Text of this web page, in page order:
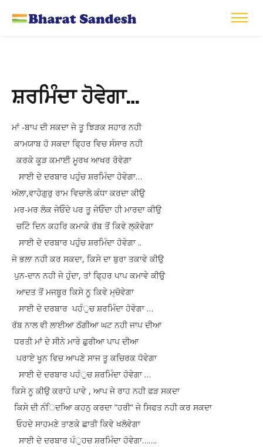
ਸ਼ਰਮਿੰਦਾ ਹੋਵੇਗਾ…
ਮਾਂ -ਬਾਪ ਦੀ ਸਕਦਾ ਜੇ ਤੂ ਝਿੜਕ ਸਹਾਰ ਨਹੀ
ਕਾਮਯਾਬ ਹੋ ਸਕਦਾ ਫ੍ਹਿਰ ਵਿਚ ਸੰਸਾਰ ਨਹੀ
ਕਰਕੇ ਕੂੜ ਕਮਾਈ ਮੂਰਖ ਆਖਰ ਰੋਵੇਗਾ
ਸਾਈ ਦੇ ਦਰਬਾਰ ਪਹੁੰਚ ਸ਼ਰਮਿੰਦਾ ਹੋਵੇਗਾ…
ਅੱਲਾ,ਵਾਹੇਗੁਰੁ ਰਾਮ ਵਿਚਾਲੇ ਕੰਧਾ ਕਰਦਾ ਕੀਉ
ਮਰ-ਮਰ ਲੋਕ ਜੇਓੰਦੇ ਪਰ ਤੂ ਜੇਓੰਦਾ ਹੀ ਮਾਰਦਾ ਕੀਉ
ਚਟਿੇ ਦਿਨ ਕਹਰਿ ਕਮਾਕੇ ਰੱਬ ਤੋਂ ਕਿਵੇ ਲ੍ਕੋਵੇਗਾ
ਸਾਈ ਦੇ ਦਰਬਾਰ ਪਹੁੰਚ ਸ਼ਰਮਿੰਦਾ ਹੋਵੇਗਾ ..
ਜੇ ਭਲਾ ਨਹੀ ਕਰ ਸਕਦਾ, ਕਿਸੇ ਦਾ ਬੁਰਾ ਤਕਾਵੇ ਕੀਉ
ਪੁਨ-ਦਾਨ ਨਹੀ ਜੇ ਹੁੰਦਾ, ਤਾਂ ਫ੍ਹਿਰ ਪਾਪ ਕਮਾਵੇ ਕੀਉ
ਆਦਤ ਤੋਂ ਮਜਬੂਰ ਕਿਸੇ ਨੂ ਕਿਵੇ ਮ੍ਚੋਵੇਗਾ
ਸਾਈ ਦੇ ਦਰਬਾਰ ਪਹੰੁਚ ਸ਼ਰਮਿੰਦਾ ਹੋਵੇਗਾ …
ਰੱਬ ਨਾਲ ਵੀ ਲਾਈਆ ਠੱਗੀਆ ਘਟ ਨਹੀ ਜਾਪ ਦੀਆ
ਧਰਤੀ ਮਾਂ ਦੇ ਸੀਨੇ ਮਾਰੇ ਛੁਰੀਆ ਪਾਪ ਦੀਆ
ਪਰਾਏ ਖੂਨ ਵਿਚ ਆਪਣੇ ਸਾਜ ਤੂ ਕਚਿਰਕ ਧੋਵੇਗਾ
ਸਾਈ ਦੇ ਦਰਬਾਰ ਪਹੰੁਚ ਸ਼ਰਮਿੰਦਾ ਹੋਵੇਗਾ …
ਕਿਸੇ ਨੂ ਕੀਉ ਕਰਾਹੇ ਪਾਵੇ , ਆਪ ਜੇ ਰਾਹ ਨਹੀ ਫੜ ਸਕਦਾ
ਕਿਸੇ ਦੀ ਨੰਿਦਆਿ ਕਹਨੁ ਕਰਦਾ ”ਹਰੀ” ਜੇ ਸਿਫਤ ਨਹੀ ਕਰ ਸਕਦਾ
ਓਹਦੇ ਸਾਹਮਣੇ ਤਾਣਕੇ ਛਾਤੀ ਕਿਵੇ ਖਲੋਵੇਗਾ
ਸਾਈ ਦੇ ਦਰਬਾਰ ਪੰੁਹਚ ਸ਼ਰਮਿੰਦਾ ਹੋਵੇਗਾ…….